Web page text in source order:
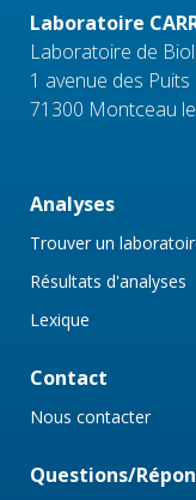
Laboratoire
Laboratoire de
1 avenue des Puits
71300 Montceau
Analyses
Trouver un
Résultats d'analyses
Lexique
Contact
Nous contacter
Questions/